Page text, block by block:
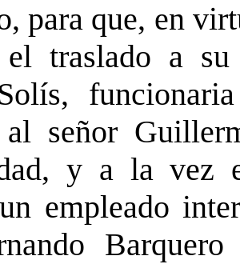
para que, en
el traslado a
señor
y a la vez
empleado